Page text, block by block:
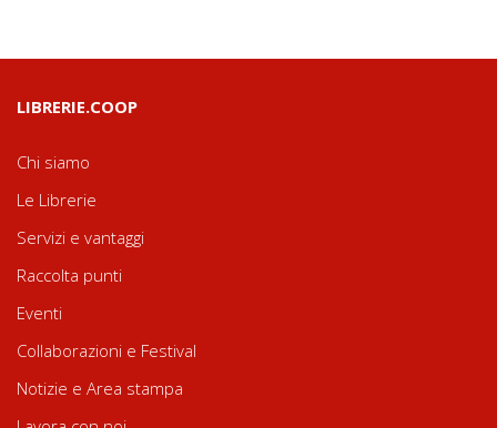
LIBRERIE.COOP
Chi siamo
Le Librerie
Servizi e vantaggi
Raccolta punti
Eventi
Collaborazioni e Festival
Notizie e Area stampa